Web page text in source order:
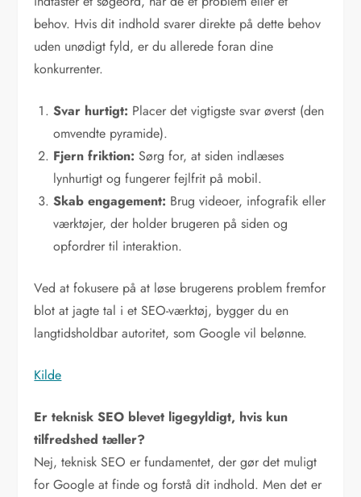
behov. Hvis dit indhold svarer direkte på dette behov
uden unødigt fyld, er du allerede foran dine
konkurrenter.
Svar hurtigt: Placer det vigtigste svar øverst (den
omvendte pyramide).
Fjern friktion: Sørg for, at siden indlæses
lynhurtigt og fungerer fejlfrit på mobil.
Skab engagement: Brug videoer, infografik eller
værktøjer, der holder brugeren på siden og
opfordrer til interaktion.
Ved at fokusere på at løse brugerens problem fremfor
blot at jagte tal i et SEO-værktøj, bygger du en
langtidsholdbar autoritet, som Google vil belønne.
Kilde
Er teknisk SEO blevet ligegyldigt, hvis kun
tilfredshed tæller?
Nej, teknisk SEO er fundamentet, der gør det muligt
for Google at finde og forstå dit indhold. Men det er